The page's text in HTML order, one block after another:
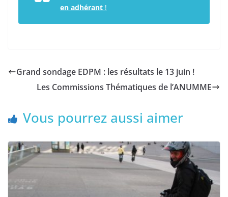
en adhérant !
Grand sondage EDPM : les résultats le 13 juin !
Les Commissions Thématiques de l’ANUMME
Vous pourrez aussi aimer